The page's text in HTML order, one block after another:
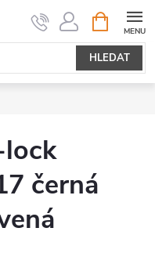
HLEDAT
NÁKUPNÍ
KOŠÍK
černá